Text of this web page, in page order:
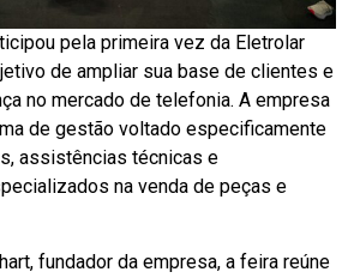
pela primeira vez da Eletrolar
de ampliar sua base de clientes e
no mercado de telefonia. A empresa
de gestão voltado especificamente
assistências técnicas e
na venda de peças e
fundador da empresa, a feira reúne